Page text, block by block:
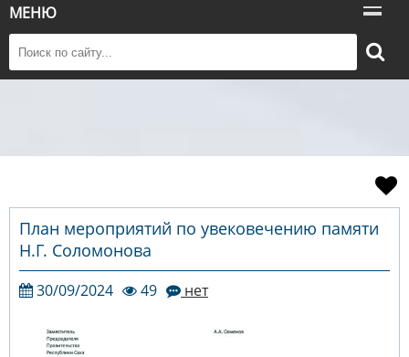
МЕНЮ
План мероприятий по увековечению памяти
Н.Г. Соломонова
30/09/2024 49 нет